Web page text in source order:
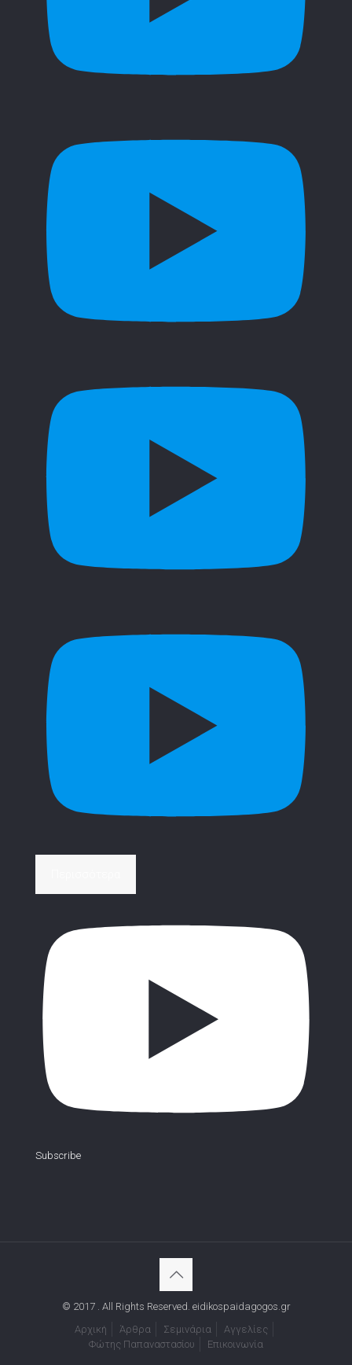
Subscribe
© 2017 . All Rights Reserved. eidikospaidagogos.gr
Αρχική
Άρθρα Σεμινάρια
Αγγελίες
Φώτης Παπαναστασίου
Επικοινωνία